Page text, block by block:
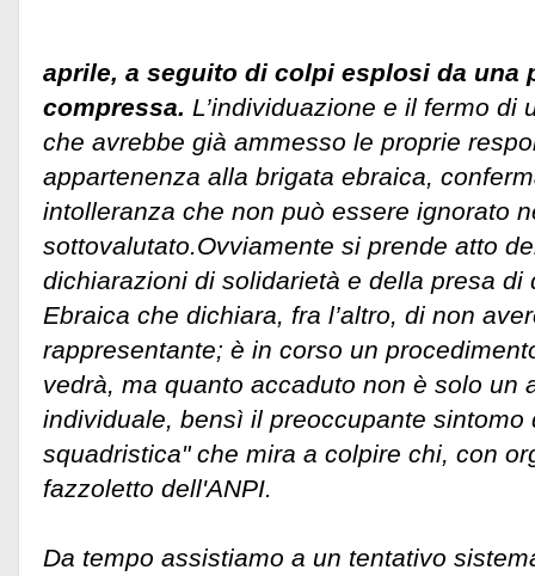
aprile, a seguito di colpi esplosi da una
compressa. L’individuazione e il fermo di
che avrebbe già ammesso le proprie
appartenenza alla brigata ebraica,
intolleranza che non può essere ignorato
sottovalutato. Ovviamente si prende atto
dichiarazioni di solidarietà e della presa di
Ebraica che dichiara, fra l’altro, di non
rappresentante; è in corso un
vedrà, ma quanto accaduto non è solo un
individuale, bensì il preoccupante sintomo
squadristica" che mira a colpire chi, con
fazzoletto dell'ANPI.
Da tempo assistiamo a un tentativo